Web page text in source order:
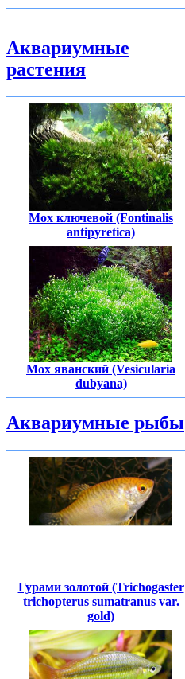
Аквариумные
растения
Мох ключевой (Fontinalis
antipyretica)
Мох яванский (Vesicularia
dubyana)
Аквариумные рыбы
Гурами золотой (Trichogaster
trichopterus sumatranus var.
gold)